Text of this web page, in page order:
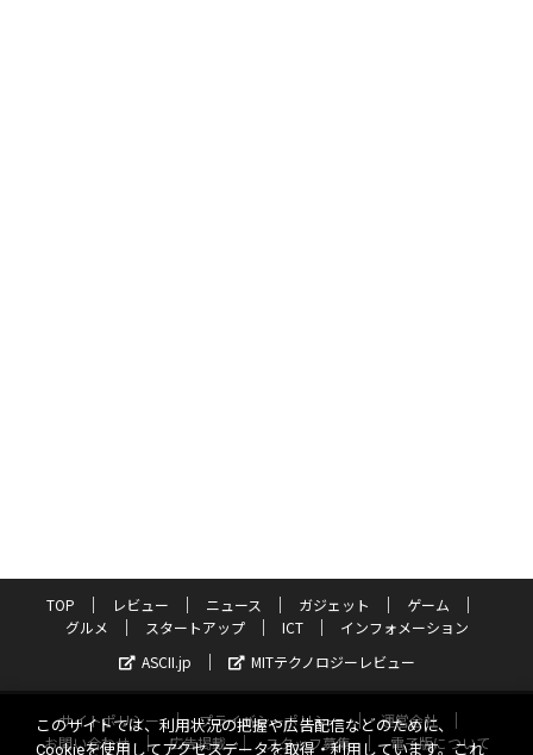
TOP レビュー ニュース ガジェット
ゲーム
グルメ
スタートアップ ICT
インフォメーション
ASCII.jp
MITテクノロジーレビュー
サイトポリシー プライバシーポリシー
運営会社
お問い合わせ
広告掲載 スタッフ募集 電子版について
このサイトでは、利用状況の把握や広告配信などのために、
Cookieを使用してアクセスデータを取得・利用しています。これ